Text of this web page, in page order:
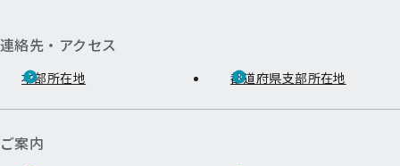
連絡先・アクセス
本部所在地 都道府県支部所在地
ご案内